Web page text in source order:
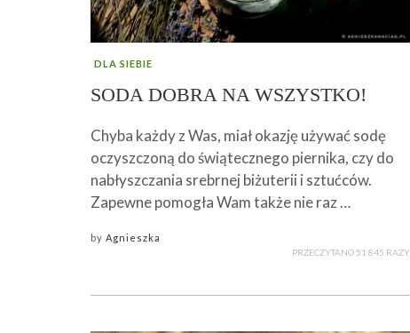
DLA SIEBIE
SODA DOBRA NA WSZYSTKO!
Chyba każdy z Was, miał okazję używać sodę
oczyszczoną do świątecznego piernika, czy do
nabłyszczania srebrnej biżuterii i sztućców.
Zapewne pomogła Wam także nie raz …
by Agnieszka
PRZECZYTANO 51 845 RAZY